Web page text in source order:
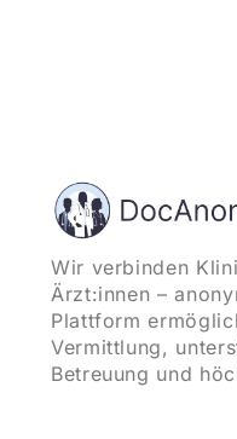
Wir verbinden
Ärzt:innen –
Plattform
Vermittlung,
Betreuung und